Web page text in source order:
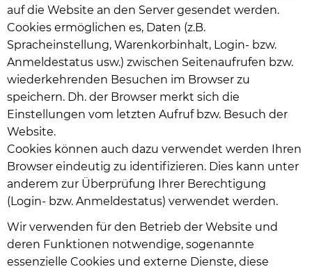
auf die Website an den Server gesendet werden.
Cookies ermöglichen es, Daten (z.B.
Spracheinstellung, Warenkorbinhalt, Login- bzw.
Anmeldestatus usw.) zwischen Seitenaufrufen bzw.
wiederkehrenden Besuchen im Browser zu
speichern. Dh. der Browser merkt sich die
Einstellungen vom letzten Aufruf bzw. Besuch der
Website.
Cookies können auch dazu verwendet werden Ihren
Browser eindeutig zu identifizieren. Dies kann unter
anderem zur Überprüfung Ihrer Berechtigung
(Login- bzw. Anmeldestatus) verwendet werden.
Wir verwenden für den Betrieb der Website und
deren Funktionen notwendige, sogenannte
essenzielle Cookies und externe Dienste, diese